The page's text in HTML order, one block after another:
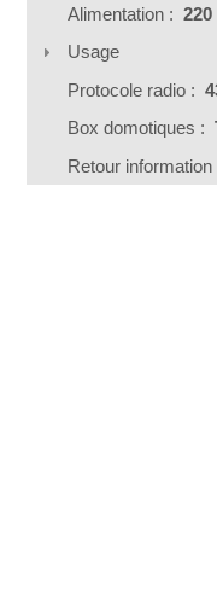
Alimentation :
Usage
Protocole radio :
Box domotiques :
Retour information